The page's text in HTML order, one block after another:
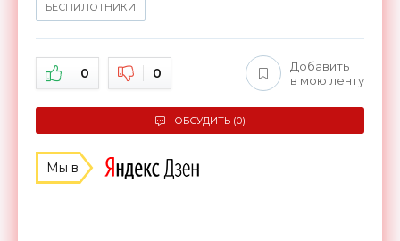
БЕСПИЛОТНИКИ
0 0
Добавить
в мою ленту
ОБСУДИТЬ (0)
Мы в